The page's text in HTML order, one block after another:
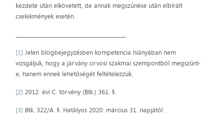
kezdete után elkövetett, de annak megszűnése után elbírált
cselekmények esetén.
[1] Jelen blogbejegyzésben kompetencia hiányában nem
vizsgáljuk, hogy a járvány orvosi szakmai szempontból megszűnt-
e, hanem ennek lehetőségét feltételezzük.
[2] 2012. évi C. törvény (Btk.) 361. §.
[3] Btk. 322/A. §. Hatályos 2020. március 31. napjától.